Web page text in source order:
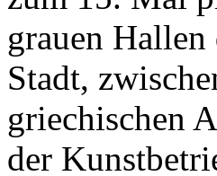
grauen Hallen
Stadt,
griechischen
der